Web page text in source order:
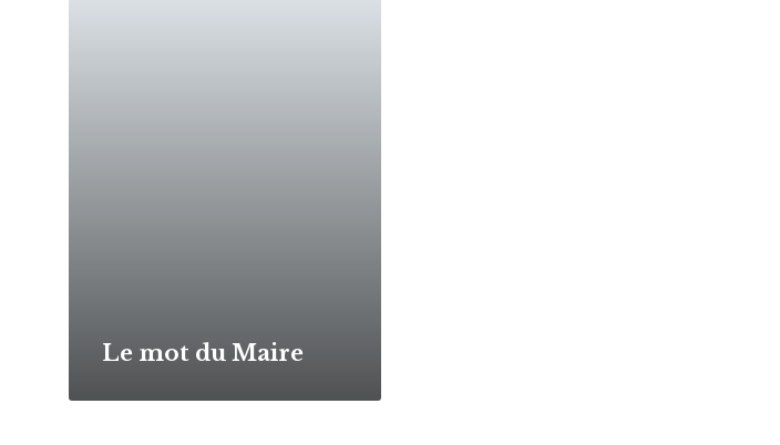
Le mot du Maire